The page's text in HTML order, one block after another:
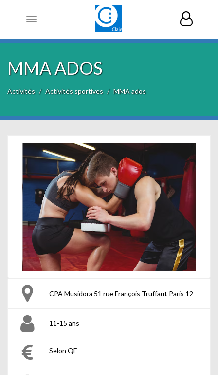
Toggle
MMA ADOS
Activités Activités sportives MMA ados
CPA Musidora 51 rue François Truffaut Paris 12
11-15 ans
Selon QF